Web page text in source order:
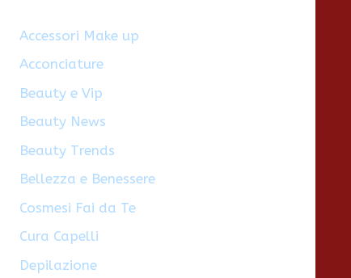
Accessori Make up
Acconciature
Beauty e Vip
Beauty News
Beauty Trends
Bellezza e Benessere
Cosmesi Fai da Te
Cura Capelli
Depilazione